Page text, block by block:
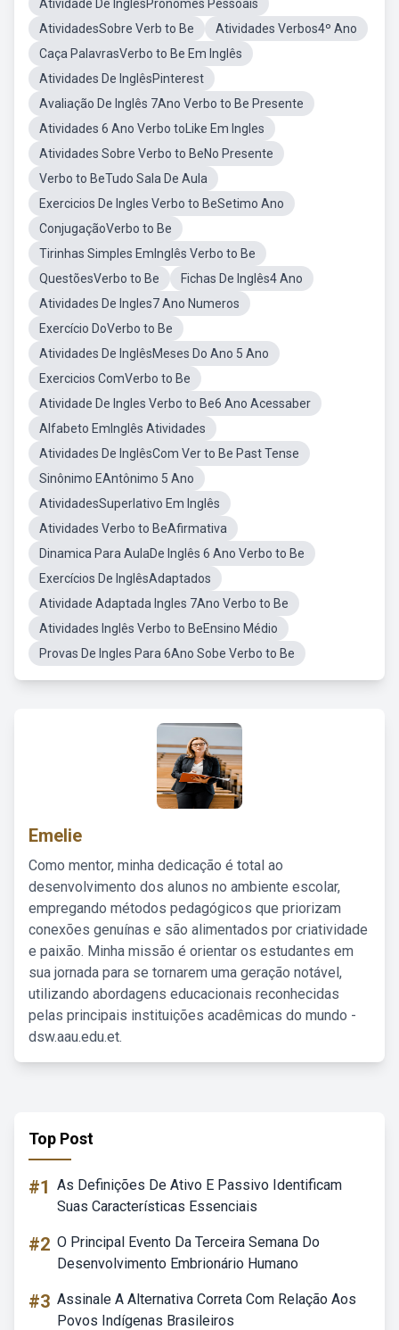
Atividade De InglêsPronomes Pessoais
AtividadesSobre Verb to Be
Atividades Verbos4º Ano
Caça PalavrasVerbo to Be Em Inglês
Atividades De InglêsPinterest
Avaliação De Inglês 7Ano Verbo to Be Presente
Atividades 6 Ano Verbo toLike Em Ingles
Atividades Sobre Verbo to BeNo Presente
Verbo to BeTudo Sala De Aula
Exercicios De Ingles Verbo to BeSetimo Ano
ConjugaçãoVerbo to Be
Tirinhas Simples EmInglês Verbo to Be
QuestõesVerbo to Be
Fichas De Inglês4 Ano
Atividades De Ingles7 Ano Numeros
Exercício DoVerbo to Be
Atividades De InglêsMeses Do Ano 5 Ano
Exercicios ComVerbo to Be
Atividade De Ingles Verbo to Be6 Ano Acessaber
Alfabeto EmInglês Atividades
Atividades De InglêsCom Ver to Be Past Tense
Sinônimo EAntônimo 5 Ano
AtividadesSuperlativo Em Inglês
Atividades Verbo to BeAfirmativa
Dinamica Para AulaDe Inglês 6 Ano Verbo to Be
Exercícios De InglêsAdaptados
Atividade Adaptada Ingles 7Ano Verbo to Be
Atividades Inglês Verbo to BeEnsino Médio
Provas De Ingles Para 6Ano Sobe Verbo to Be
Emelie
Como mentor, minha dedicação é total ao
desenvolvimento dos alunos no ambiente escolar,
empregando métodos pedagógicos que priorizam
conexões genuínas e são alimentados por criatividade
e paixão. Minha missão é orientar os estudantes em
sua jornada para se tornarem uma geração notável,
utilizando abordagens educacionais reconhecidas
pelas principais instituições acadêmicas do mundo -
dsw.aau.edu.et.
Top Post
#1 As Definições De Ativo E Passivo Identificam
Suas Características Essenciais
#2 O Principal Evento Da Terceira Semana Do
Desenvolvimento Embrionário Humano
#3 Assinale A Alternativa Correta Com Relação Aos
Povos Indígenas Brasileiros